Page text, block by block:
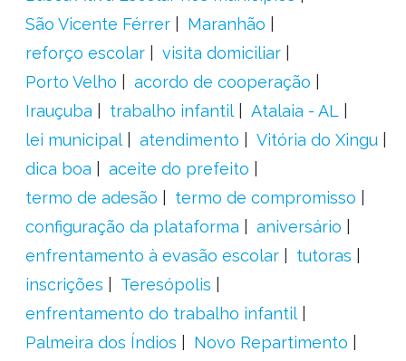
São Vicente Férrer
Maranhão
reforço escolar
visita domiciliar
Porto Velho
acordo de cooperação
Irauçuba
trabalho infantil
Atalaia - AL
lei municipal
atendimento
Vitória do Xingu
dica boa
aceite do prefeito
termo de adesão
termo de compromisso
configuração da plataforma
aniversário
enfrentamento à evasão escolar
tutoras
inscrições
Teresópolis
enfrentamento do trabalho infantil
Palmeira dos Índios
Novo Repartimento